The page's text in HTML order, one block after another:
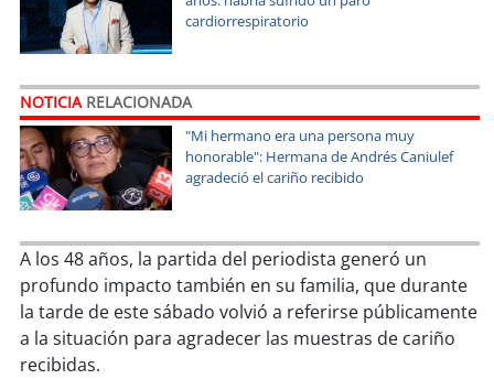
soyvalparaíso
soysanantonio
soychillán
soytalcahuano
soyconcepción
cardiorrespiratorio
NOTICIARELACIONADA
"Mi hermano era una persona muy
honorable": Hermana de Andrés Caniulef
agradeció el cariño recibido
A los 48 años, la partida del periodista generó un
profundo impacto también en su familia, que durante
la tarde de este sábado volvió a referirse públicamente
a la situación para agradecer las muestras de cariño
recibidas.